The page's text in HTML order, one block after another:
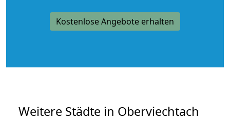
Kostenlose Angebote erhalten
Weitere Städte in Oberviechtach